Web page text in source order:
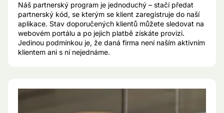
Náš partnerský program je jednoduchý – stačí předat
partnerský kód, se kterým se klient zaregistruje do naší
aplikace. Stav doporučených klientů můžete sledovat na
webovém portálu a po jejich platbě získáte provizi.
Jedinou podmínkou je, že daná firma není naším aktivním
klientem ani s ní nejednáme.